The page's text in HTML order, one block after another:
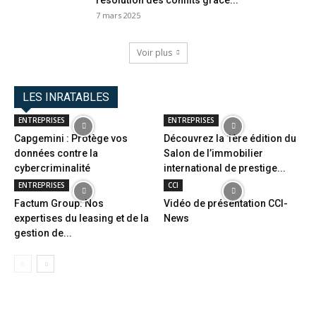
7 mars 2025
Voir plus
LES INRATABLES
ENTREPRISES
Capgemini : Protège vos
données contre la
cybercriminalité
ENTREPRISES
Découvrez la 1ère édition du
Salon de l’immobilier
international de prestige...
ENTREPRISES
Factum Group: Nos
expertises du leasing et de la
gestion de...
CCI
Vidéo de présentation CCI-
News